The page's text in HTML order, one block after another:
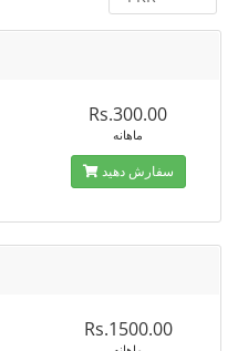
Rs.300.00
ماهانه
سفارش دهید
Rs.1500.00